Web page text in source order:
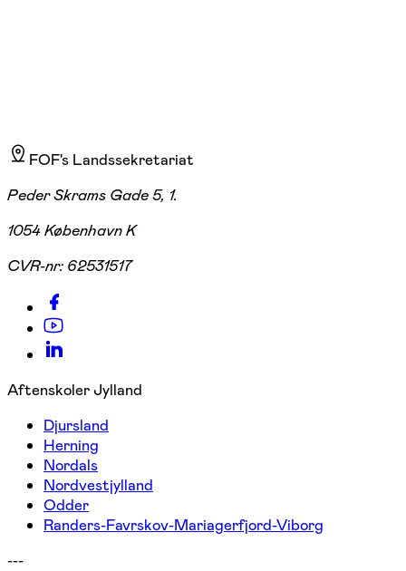
FOF's Landssekretariat
Peder Skrams Gade 5, 1.
1054 København K
CVR-nr: 62531517
Aftenskoler Jylland
Djursland
Herning
Nordals
Nordvestjylland
Odder
Randers-Favrskov-Mariagerfjord-Viborg
---